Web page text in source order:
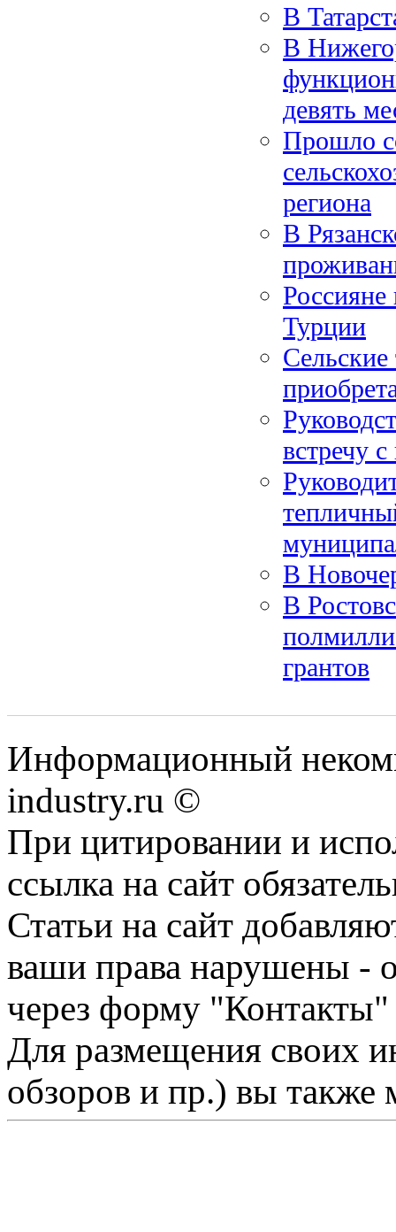
В
В
девять
Прошло
региона
В
Россияне
Турции
Сельские
встречу
В
В
грантов
Информационный
industry.ru ©
При цитировании и
ссылка на сайт
Статьи на сайт
ваши права нарушены -
через форму "Контакты"
Для размещения своих
обзоров и пр.) вы также